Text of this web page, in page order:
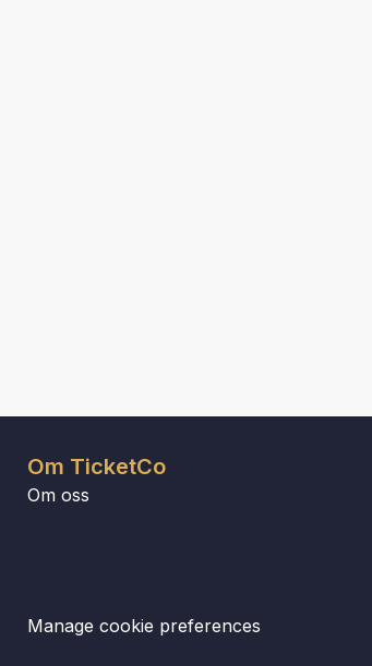
Om TicketCo
Om oss
Manage cookie preferences